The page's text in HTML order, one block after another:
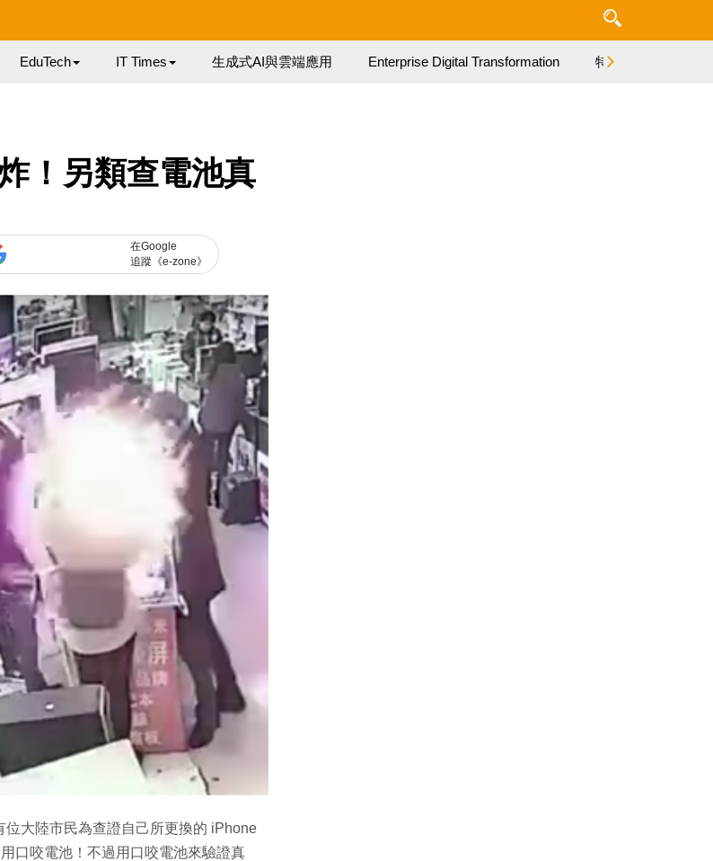
EduTech IT Times 生成式AI與雲端應用 Enterprise Digital Transformation 特集
！另類查電池真
在Google
追蹤《e-zone》
大陸市民為查證自己所更換的 iPhone
口咬電池！不過用口咬電池來驗證真